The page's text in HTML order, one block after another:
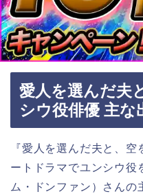
愛人を選んだ夫
シウ役俳優 主な
『愛人を選んだ夫と、
ートドラマでユンシウ役
ム・ドンファン）さんの